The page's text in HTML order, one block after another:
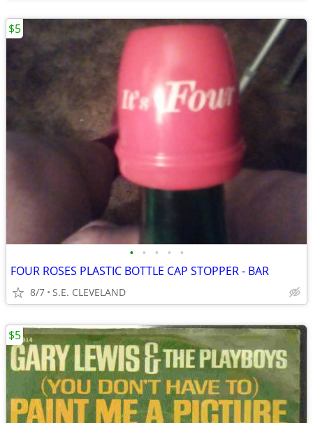
• • • • •
FOUR ROSES PLASTIC BOTTLE CAP STOPPER - BAR
8/7 S.E. CLEVELAND
$5
$5